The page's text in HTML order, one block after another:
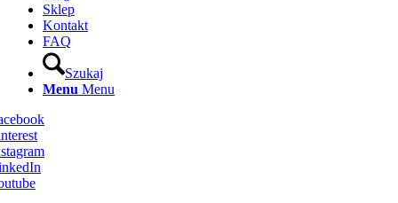
Sklep
Kontakt
FAQ
Szukaj
Menu Menu